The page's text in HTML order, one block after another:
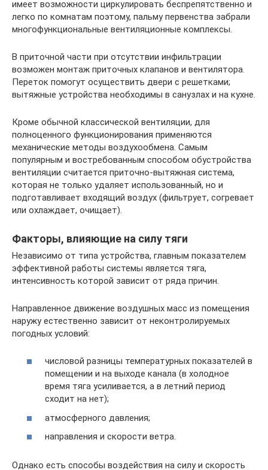
имеет возможности циркулировать беспрепятственно и
легко по комнатам поэтому, пальму первенства забрали
многофункциональные вентиляционные комплексы.
В приточной части при отсутствии инфильтрации
возможен монтаж приточных клапанов и вентилятора.
Переток помогут осуществить двери с решетками;
вытяжные устройства необходимы в санузлах и на кухне.
Кроме обычной классической вентиляции, для
полноценного функционирования применяются
механические методы воздухообмена. Самым
популярным и востребованным способом обустройства
вентиляции считается приточно-вытяжная система,
которая не только удаляет использованный, но и
подготавливает входящий воздух (фильтрует, согревает
или охлаждает, очищает).
Факторы, влияющие на силу тяги
Независимо от типа устройства, главным показателем
эффективной работы системы является тяга,
интенсивность которой зависит от ряда причин.
Направленное движение воздушных масс из помещения
наружу естественно зависит от неконтролируемых
погодных условий:
числовой разницы температурных показателей в
помещении и на выходе канала (в холодное
время тяга усиливается, а в летний период
сходит на нет);
атмосферного давления;
направления и скорости ветра.
Однако есть способы воздействия на силу и скорость